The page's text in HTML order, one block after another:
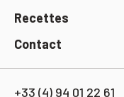
Recettes
Contact
+33 (4) 94 01 22 61